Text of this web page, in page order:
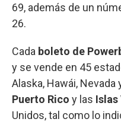
69, además de un
26.
Cada boleto de
y se vende en 45
Alaska, Hawái, Nevada
Puerto Rico y las Islas
Unidos, tal como lo